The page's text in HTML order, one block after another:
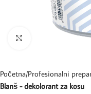
Kliknite za uvećanje
Početna Profesionalni
Blanš - dekolorant za kosu